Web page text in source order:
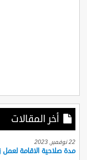
أخر المقالات
22 نوفمبر, 2023
مدة صلاحية الاقامة لعمل